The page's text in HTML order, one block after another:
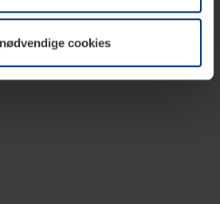
på sidenPersonvernerklæringpå
cookies